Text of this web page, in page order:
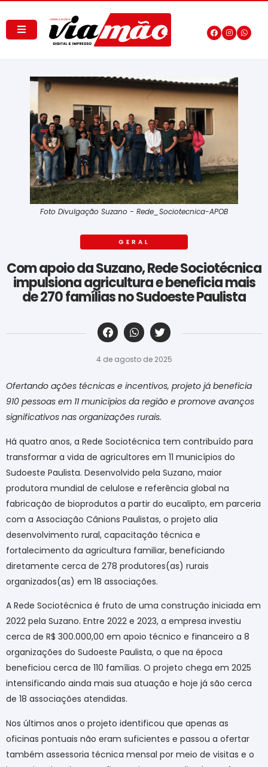
Foto Divulgação Suzano - Rede_Sociotecnica-APOB
GERAL
Com apoio da Suzano, Rede Sociotécnica
impulsiona agricultura e beneficia mais
de 270 famílias no Sudoeste Paulista
‎ ‎ ‎ ‎ ‎ ‎ ‎ ‎ ‎ ‎ ‎ ‎ ‎ ‎ ‎ ‎ ‎ ‎ ‎ ‎ ‎ ‎ ‎ ‎ ‎ ‎ ‎ ‎ ‎ ‎ ‎
4 de agosto de 2025
Ofertando ações técnicas e incentivos, projeto já beneficia
910 pessoas em 11 municípios da região e promove avanços
significativos nas organizações rurais.
Há quatro anos, a Rede Sociotécnica tem contribuído para
transformar a vida de agricultores em 11 municípios do
Sudoeste Paulista. Desenvolvido pela Suzano, maior
produtora mundial de celulose e referência global na
fabricação de bioprodutos a partir do eucalipto, em parceria
com a Associação Cânions Paulistas, o projeto alia
desenvolvimento rural, capacitação técnica e
fortalecimento da agricultura familiar, beneficiando
diretamente cerca de 278 produtores(as) rurais
organizados(as) em 18 associações.
A Rede Sociotécnica é fruto de uma construção iniciada em
2022 pela Suzano. Entre 2022 e 2023, a empresa investiu
cerca de R$ 300.000,00 em apoio técnico e financeiro a 8
organizações do Sudoeste Paulista, o que na época
beneficiou cerca de 110 famílias. O projeto chega em 2025
intensificando ainda mais sua atuação e hoje já são cerca
de 18 associações atendidas.
Nos últimos anos o projeto identificou que apenas as
oficinas pontuais não eram suficientes e passou a ofertar
também assessoria técnica mensal por meio de visitas e o